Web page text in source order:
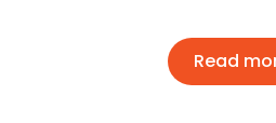
Read